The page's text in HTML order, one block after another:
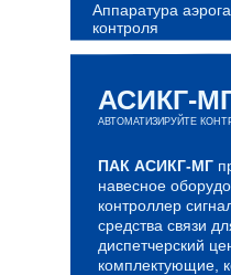
ПАК АСИКГ-МГ
навесное
контроллер
средства связи
диспетчерский
комплектующие,
Аппаратура
контроля
АВТОМАТИЗИРУЙТЕ
АСИКГ-